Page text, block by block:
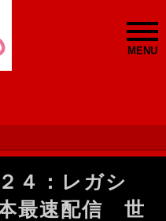
MENU
４：レガシ
最速配信 世